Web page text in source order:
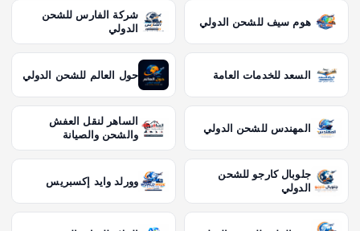
هوم سيف للشحن الدولي
شركة الفارس للشحن
الدولي
السعد للخدمات العامة حول العالم للشحن الدولي
المهندس للشحن الدولي
الساهر لنقل العفش
والشحن والصيانة
جلوبال كارجو للشحن
الدولي
وورلد وايد إكسبريس